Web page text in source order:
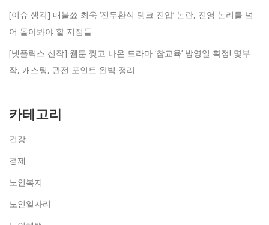
[이슈 생각] 매불쑈 최욱 ‘전두환식 탱크 진압’ 논란, 진영 논리를 넘
어 돌아봐야 할 지점들
[넷플릭스 신작] 웹툰 찢고 나온 드라마 ‘참교육’ 방영일 확정! 몇부
작, 캐스팅, 관전 포인트 완벽 정리
카테고리
건강
경제
노인복지
노인일자리